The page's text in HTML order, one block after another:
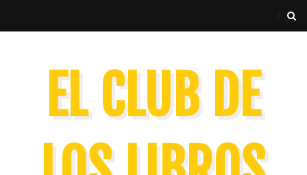
EL CLUB DE